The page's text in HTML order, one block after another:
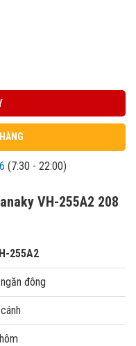
(7:30 - 22:00)
VH-255A2 208
255A2
đông